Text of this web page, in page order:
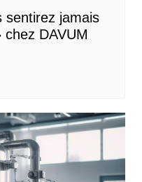
sentirez jamais
DAVUM